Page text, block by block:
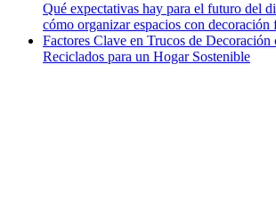
Qué expectativas hay para el futuro del
cómo organizar espacios con decoración
Factores Clave en Trucos de Decoración
Reciclados para un Hogar Sostenible